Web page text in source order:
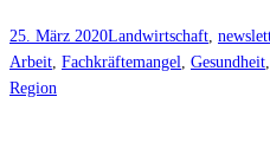
25. März 2020Landwirtschaft,
Arbeit, Fachkräftemangel, Gesundheit,
Region